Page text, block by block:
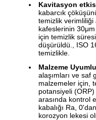
Kavitasyon etkisi
kabarcık
temizlik verimliliği
kafeslerinin 30μm
için temizlik
düşürüldü., ISO
temizlikle.
Malzeme
alaşımları ve
malzemeler için,
potansiyeli (ORP)
arasında kontrol
kabalığı Ra,
korozyon lekesi